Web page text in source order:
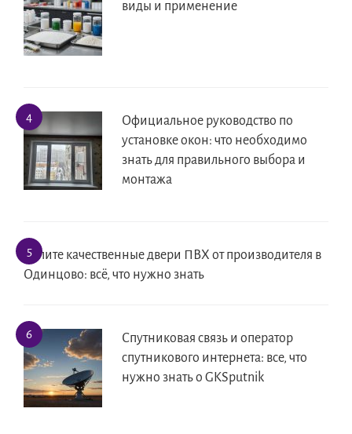
виды и применение
Официальное руководство по
установке окон: что необходимо
знать для правильного выбора и
монтажа
Купите качественные двери ПВХ от производителя в
Одинцово: всё, что нужно знать
Спутниковая связь и оператор
спутникового интернета: все, что
нужно знать о GKSputnik